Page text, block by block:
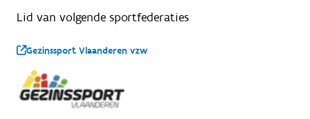
Lid van volgende sportfederaties
Gezinssport Vlaanderen vzw